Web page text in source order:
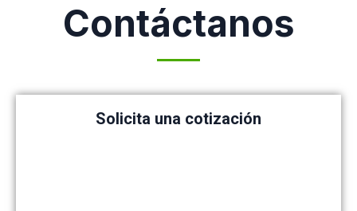
Contáctanos
Solicita una cotización